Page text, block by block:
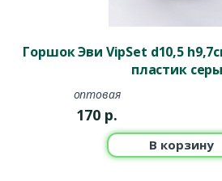
Горшок Эви VipSet d10,5
пластик
оптовая
170 р.
В корзину